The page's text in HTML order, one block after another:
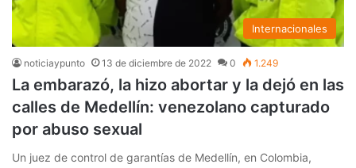
Internacionales
noticiaypunto 13 de diciembre de 2022 0 1.249
La embarazó, la hizo abortar y la dejó en las
calles de Medellín: venezolano capturado
por abuso sexual
Un juez de control de garantías de Medellín, en Colombia,